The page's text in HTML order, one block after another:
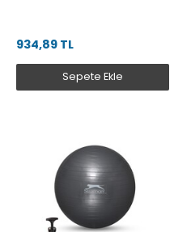
934,89 TL
Sepete Ekle